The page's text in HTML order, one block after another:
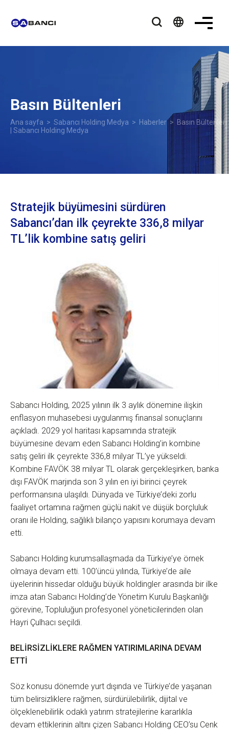
language
Basın Bültenleri
Ana sayfa > Sabancı Holding Medya > Haberler> Basın Bültenleri
| Sabancı Holding Medya
Stratejik büyümesini sürdüren
Sabancı’dan ilk çeyrekte 336,8 milyar
TL’lik kombine satış geliri
Sabancı Holding, 2025 yılının ilk 3 aylık dönemine ilişkin
enflasyon muhasebesi uygulanmış finansal sonuçlarını
açıkladı. 2029 yol haritası kapsamında stratejik
büyümesine devam eden Sabancı Holding’in kombine
satış geliri ilk çeyrekte 336,8 milyar TL’ye yükseldi.
Kombine FAVÖK 38 milyar TL olarak gerçekleşirken, banka
dışı FAVÖK marjında son 3 yılın en iyi birinci çeyrek
performansına ulaşıldı. Dünyada ve Türkiye’deki zorlu
faaliyet ortamına rağmen güçlü nakit ve düşük borçluluk
oranı ile Holding, sağlıklı bilanço yapısını korumaya devam
etti.
Sabancı Holding kurumsallaşmada da Türkiye’ye örnek
olmaya devam etti. 100’üncü yılında, Türkiye’de aile
üyelerinin hissedar olduğu büyük holdingler arasında bir ilke
imza atan Sabancı Holding’de Yönetim Kurulu Başkanlığı
görevine, Topluluğun profesyonel yöneticilerinden olan
Hayri Çulhacı seçildi.
BELİRSİZLİKLERE RAĞMEN YATIRIMLARINA DEVAM
ETTİ
Söz konusu dönemde yurt dışında ve Türkiye’de yaşanan
tüm belirsizliklere rağmen, sürdürülebilirlik, dijital ve
ölçeklenebilirlik odaklı yatırım stratejilerine kararlıkla
devam ettiklerinin altını çizen Sabancı Holding CEO’su Cenk